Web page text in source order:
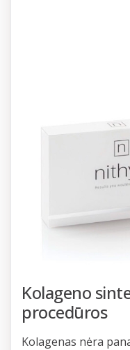
Kolageno
procedūros
Kolagenas nėra